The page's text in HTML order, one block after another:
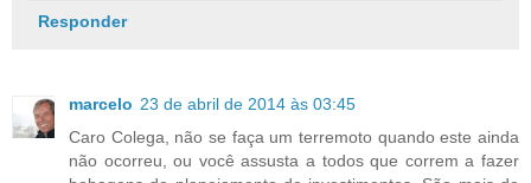
Responder
marcelo 23 de abril de 2014 às 03:45
Caro Colega, não se faça um terremoto quando este ainda
não ocorreu, ou você assusta a todos que correm a fazer